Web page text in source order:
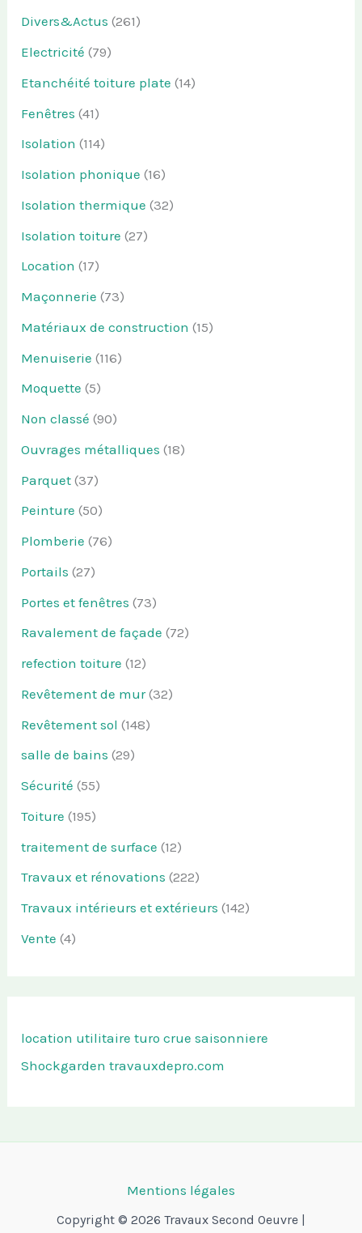
Divers&Actus (261)
Electricité (79)
Etanchéité toiture plate (14)
Fenêtres (41)
Isolation (114)
Isolation phonique (16)
Isolation thermique (32)
Isolation toiture (27)
Location (17)
Maçonnerie (73)
Matériaux de construction (15)
Menuiserie (116)
Moquette (5)
Non classé (90)
Ouvrages métalliques (18)
Parquet (37)
Peinture (50)
Plomberie (76)
Portails (27)
Portes et fenêtres (73)
Ravalement de façade (72)
refection toiture (12)
Revêtement de mur(32)
Revêtement sol (148)
salle de bains (29)
Sécurité (55)
Toiture (195)
traitement de surface (12)
Travaux et rénovations (222)
Travaux intérieurs et extérieurs (142)
Vente (4)
location utilitaire turo crue saisonniere
Shockgarden travauxdepro.com
Mentions légales
Copyright © 2026 Travaux Second Oeuvre |